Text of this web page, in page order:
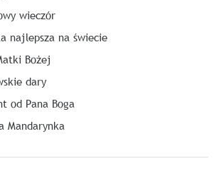
wieczór
najlepsza na świecie
Bożej
dary
od Pana Boga
Mandarynka